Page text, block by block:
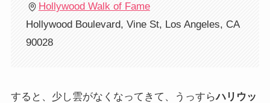
Hollywood Walk of Fame
Hollywood Boulevard, Vine St, Los Angeles, CA
90028
すると、少し雲がなくなってきて、うっすらハリウッ